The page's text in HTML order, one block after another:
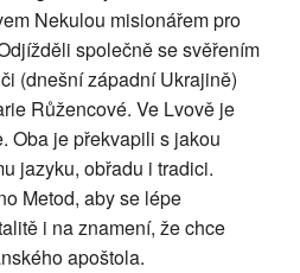
Nekulou misionářem pro
společně se svěřením
(dnešní západní Ukrajině)
Růžencové. Ve Lvově je
Oba je překvapili s jakou
jazyku, obřadu i tradici.
Metod, aby se lépe
i na znamení, že chce
apoštola.